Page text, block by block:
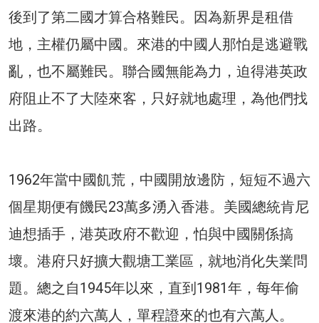
後到了第二國才算合格難民。因為新界是租借
地，主權仍屬中國。來港的中國人那怕是逃避戰
亂，也不屬難民。聯合國無能為力，迫得港英政
府阻止不了大陸來客，只好就地處理，為他們找
出路。
1962年當中國飢荒，中國開放邊防，短短不過六
個星期便有饑民23萬多湧入香港。美國總統肯尼
迪想插手，港英政府不歡迎，怕與中國關係搞
壞。港府只好擴大觀塘工業區，就地消化失業問
題。總之自1945年以來，直到1981年，每年偷
渡來港的約六萬人，單程證來的也有六萬人。